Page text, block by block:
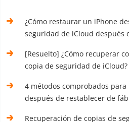
¿Cómo restaurar un iPhone
seguridad de iCloud después
[Resuelto] ¿Cómo recuperar
copia de seguridad de iCloud?
4 métodos comprobados
después de restablecer de
Recuperación de copias de